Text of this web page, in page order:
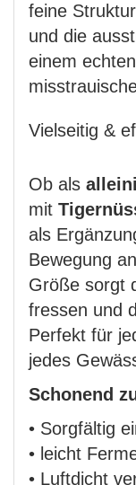
feine
und die
einem
Vielseitig &
Ob als
mit
als
Bewegung
Größe sorgt
fressen und
Perfekt für
jedes
Schonend
• Sorgfältig
• leicht
• Luftdicht